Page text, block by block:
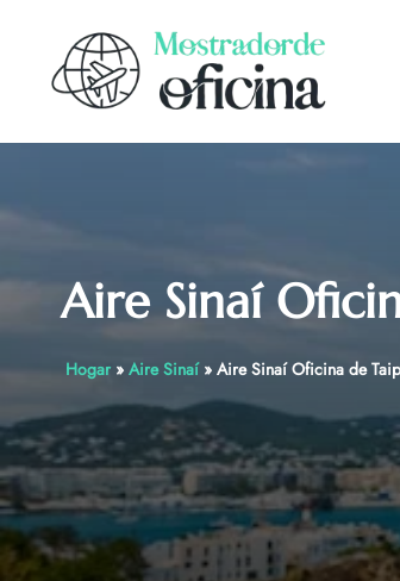
content
Aire Sinaí
Hogar» Aire Sinaí» Aire Sinaí Oficina de